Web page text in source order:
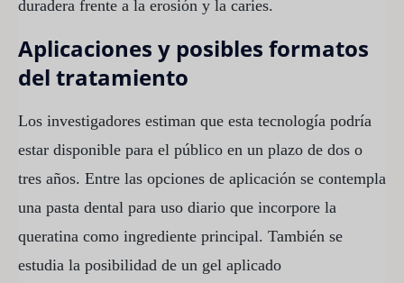
duradera frente a la erosión y la caries.
Aplicaciones y posibles formatos
del tratamiento
Los investigadores estiman que esta tecnología podría
estar disponible para el público en un plazo de dos o
tres años. Entre las opciones de aplicación se contempla
una pasta dental para uso diario que incorpore la
queratina como ingrediente principal. También se
estudia la posibilidad de un gel aplicado